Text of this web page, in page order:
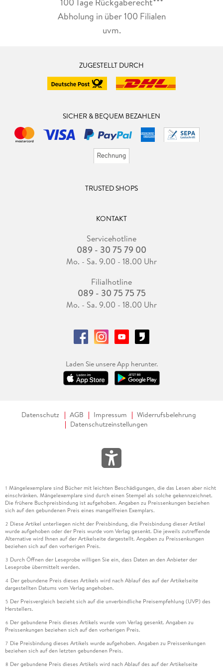
Abholung in über 100 Filialen
uvm.
ZUGESTELLT DURCH
SICHER & BEQUEM BEZAHLEN
TRUSTED SHOPS
KONTAKT
Servicehotline
089 - 30 75 79 00
Mo. - Sa. 9.00 - 18.00 Uhr
Filialhotline
089 - 30 75 75 75
Mo. - Sa. 9.00 - 18.00 Uhr
Laden Sie unsere App herunter.
Datenschutz AGB Impressum
Widerrufsbelehrung
Datenschutzeinstellungen
1 Mängelexemplare sind Bücher mit leichten Beschädigungen, die das Lesen aber nicht
einschränken. Mängelexemplare sind durch einen Stempel als solche gekennzeichnet.
Die frühere Buchpreisbindung ist aufgehoben. Angaben zu Preissenkungen beziehen
sich auf den gebundenen Preis eines mangelfreien Exemplars.
2 Diese Artikel unterliegen nicht der Preisbindung, die Preisbindung dieser Artikel
wurde aufgehoben oder der Preis wurde vom Verlag gesenkt. Die jeweils zutreffende
Alternative wird Ihnen auf der Artikelseite dargestellt. Angaben zu Preissenkungen
beziehen sich auf den vorherigen Preis.
3 Durch Öffnen der Leseprobe willigen Sie ein, dass Daten an den Anbieter der
Leseprobe übermittelt werden.
4 Der gebundene Preis dieses Artikels wird nach Ablauf des auf der Artikelseite
dargestellten Datums vom Verlag angehoben.
5 Der Preisvergleich bezieht sich auf die unverbindliche Preisempfehlung (UVP) des
Herstellers.
6 Der gebundene Preis dieses Artikels wurde vom Verlag gesenkt. Angaben zu
Preissenkungen beziehen sich auf den vorherigen Preis.
7 Die Preisbindung dieses Artikels wurde aufgehoben. Angaben zu Preissenkungen
beziehen sich auf den letzten gebundenen Preis.
8 Der gebundene Preis dieses Artikels wird nach Ablauf des auf der Artikelseite